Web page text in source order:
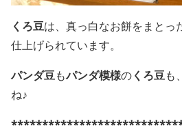
くろ豆は、真っ白なお餅をまとっ
仕上げられています。
パンダ豆もパンダ模様のくろ豆も
ね♪